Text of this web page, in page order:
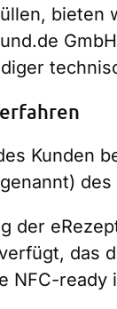
bieten
Kunden
des
der
das
NFC-ready